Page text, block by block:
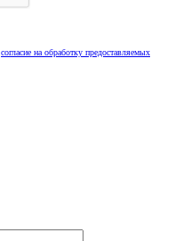
согласие на обработку предоставляемых